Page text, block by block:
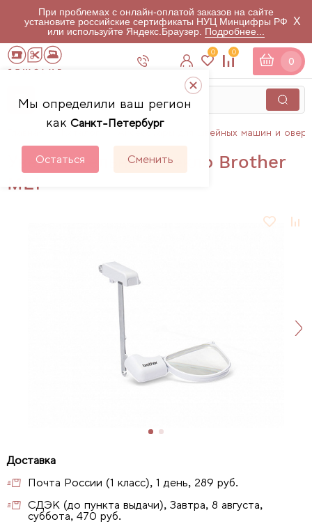
При проблемах с онлайн-оплатой заказов на сайте
установите российские сертификаты НУЦ Минцифры РФ
или используйте Яндекс.Браузер. Подробнее...
X
Мы определили ваш регион
как Санкт-Петербург
Остаться Сменить
0 0
0
Аксессуары для швейных машин и
Увеличительное стекло Brother
ML1
Почта России (1 класс), 1 день, 289 руб.
СДЭК (до пункта выдачи), Завтра, 8 августа,
суббота, 470 руб.